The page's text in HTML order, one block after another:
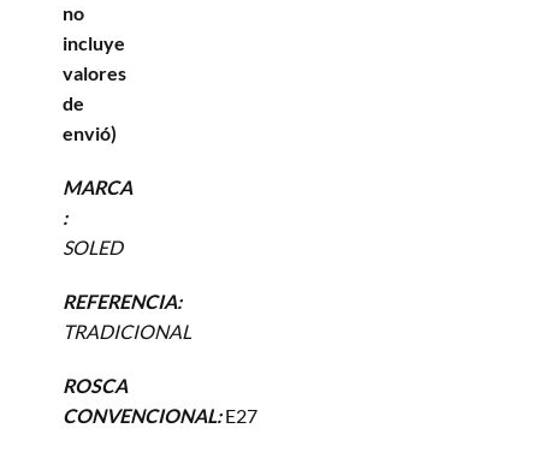
no
incluye
valores
de
envió)
MARCA
:
SOLED
REFERENCIA:
TRADICIONAL
ROSCA
CONVENCIONAL:E27